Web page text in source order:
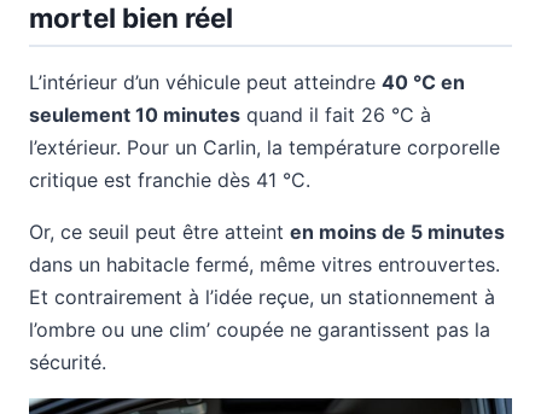
mortel bien réel
L’intérieur d’un véhicule peut atteindre 40 °C en
seulement 10 minutes quand il fait 26 °C à
l’extérieur. Pour un Carlin, la température corporelle
critique est franchie dès 41 °C.
Or, ce seuil peut être atteint en moins de 5 minutes
dans un habitacle fermé, même vitres entrouvertes.
Et contrairement à l’idée reçue, un stationnement à
l’ombre ou une clim’ coupée ne garantissent pas la
sécurité.